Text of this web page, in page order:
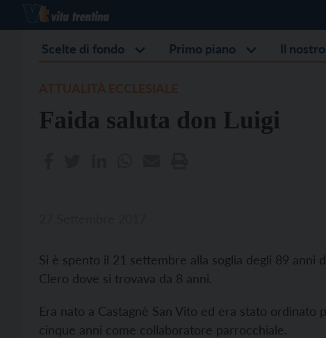
Scelte di fondo Primo piano Il
Faida saluta don Luigi
Si è spento il 21 settembre alla soglia degli 89 anni
Clero dove si trovava da 8 anni.
Era nato a Castagnè San Vito ed era stato
cinque anni come collaboratore parrocchiale.